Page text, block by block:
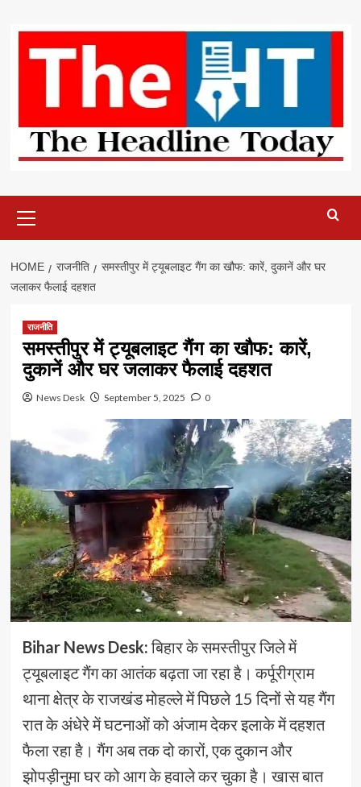
content
Menu
HOME राजनीति
समस्तीपुर में ट्यूबलाइट गैंग का खौफ: कारें, दुकानें और घर
जलाकर फैलाई दहशत
राजनीति
समस्तीपुर में ट्यूबलाइट गैंग का खौफ: कारें,
दुकानें और घर जलाकर फैलाई दहशत
News Desk September 5, 2025 0
Bihar News Desk:बिहार के समस्तीपुर जिले में
ट्यूबलाइट गैंग का आतंक बढ़ता जा रहा है। कर्पूरीग्राम
थाना क्षेत्र के राजखंड मोहल्ले में पिछले 15 दिनों से यह गैंग
रात के अंधेरे में घटनाओं को अंजाम देकर इलाके में दहशत
फैला रहा है। गैंग अब तक दो कारों, एक दुकान और
झोपड़ीनुमा घर को आग के हवाले कर चुका है। खास बात